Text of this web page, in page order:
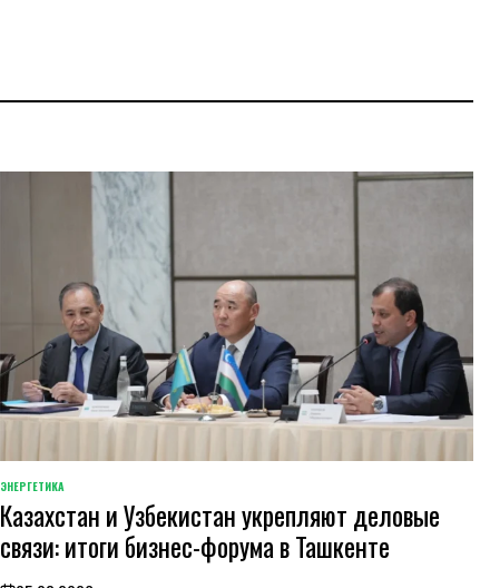
POSTED
IN
ЭНЕРГЕТИКА
Казахстан и Узбекистан укрепляют деловые
связи: итоги бизнес-форума в Ташкенте